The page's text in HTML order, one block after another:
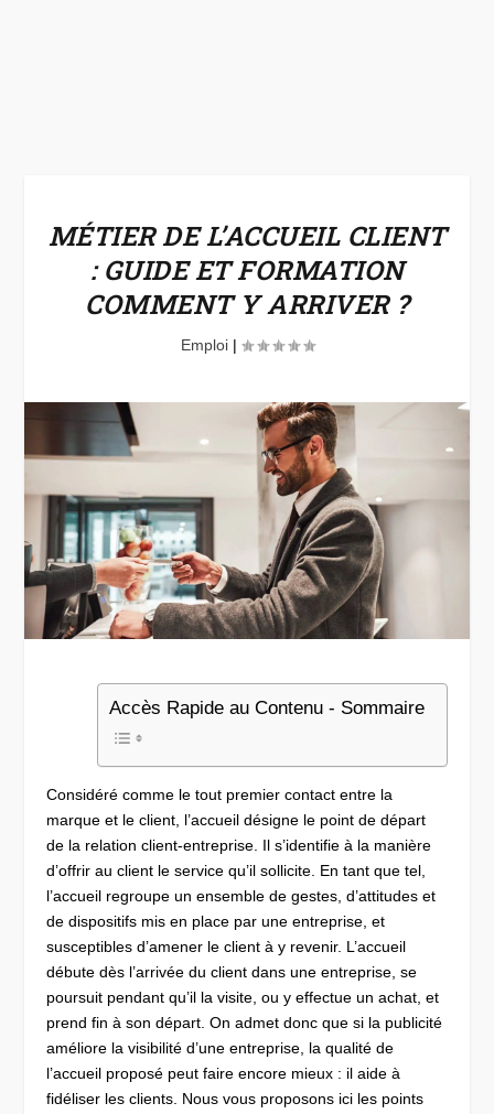
MÉTIER DE L’ACCUEIL CLIENT
: GUIDE ET FORMATION
COMMENT Y ARRIVER ?
Emploi|
Accès Rapide au Contenu - Sommaire
Considéré comme le tout premier contact entre la
marque et le client, l’accueil désigne le point de départ
de la relation client-entreprise. Il s’identifie à la manière
d’offrir au client le service qu’il sollicite. En tant que tel,
l’accueil regroupe un ensemble de gestes, d’attitudes et
de dispositifs mis en place par une entreprise, et
susceptibles d’amener le client à y revenir. L’accueil
débute dès l’arrivée du client dans une entreprise, se
poursuit pendant qu’il la visite, ou y effectue un achat, et
prend fin à son départ. On admet donc que si la publicité
améliore la visibilité d’une entreprise, la qualité de
l’accueil proposé peut faire encore mieux : il aide à
fidéliser les clients. Nous vous proposons ici les points